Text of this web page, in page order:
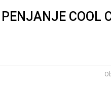
COOL